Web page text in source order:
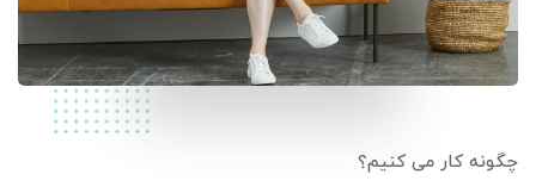
چگونه کار می کنیم؟